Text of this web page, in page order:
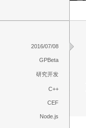
2016/07/08
GPBeta
研究开发
C++
CEF
Node.js